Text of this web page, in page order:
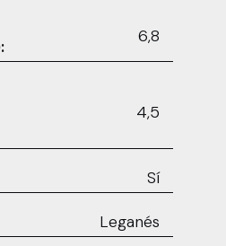
6,8
4,5
Sí
Leganés